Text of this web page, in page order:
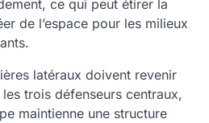
ce qui peut étirer la
de l’espace pour les milieux
latéraux doivent revenir
trois défenseurs centraux,
maintienne une structure